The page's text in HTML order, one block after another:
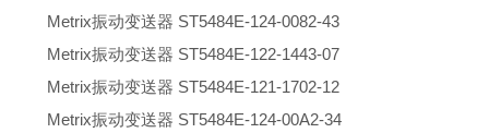
Metrix振动变送器 ST5484E-124-0082-43
Metrix振动变送器 ST5484E-122-1443-07
Metrix振动变送器 ST5484E-121-1702-12
Metrix振动变送器 ST5484E-124-00A2-34